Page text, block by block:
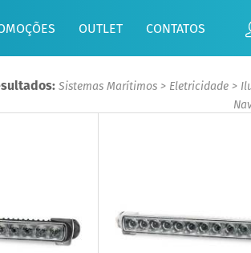
OUTLET CONTATOS
Sistemas Marítimos > Eletricidade >